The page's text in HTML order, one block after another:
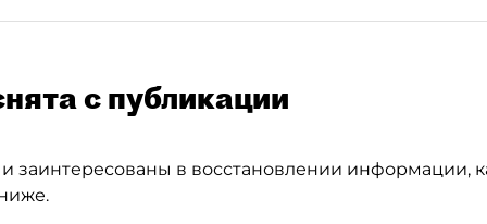
с публикации
заинтересованы в восстановлении информации,